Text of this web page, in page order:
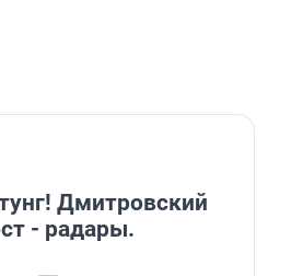
Дмитровский
- радары.